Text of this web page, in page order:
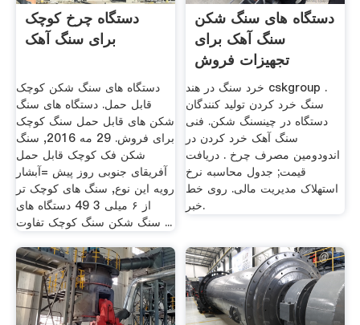
دستگاه چرخ کوچک
برای سنگ آهک
دستگاه های سنگ شکن کوچک
قابل حمل. دستگاه های سنگ
شکن های قابل حمل سنگ کوچک
برای فروش. 29 مه 2016, سنگ
شکن فک کوچک قابل حمل
آفریقای جنوبی روز پیش =آبشار
رویه این نوع, سنگ های کوچک تر
از ۶ میلی 3 49 دستگاه های
سنگ شکن سنگ کوچک تفاوت ...
دستگاه های سنگ شکن
سنگ آهک برای
تجهیزات فروش
خرد سنگ در هند cskgroup .
سنگ خرد کردن تولید کنندگان
دستگاه در چینسنگ شکن. فنی
سنگ آهک خرد کردن در
اندودومین مصرف چرخ . دریافت
قیمت; جدول محاسبه نرخ
استهلاک مدیریت مالی. روی خط
خبر.